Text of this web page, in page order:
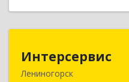
Интерсервис
Лениногорск423250,